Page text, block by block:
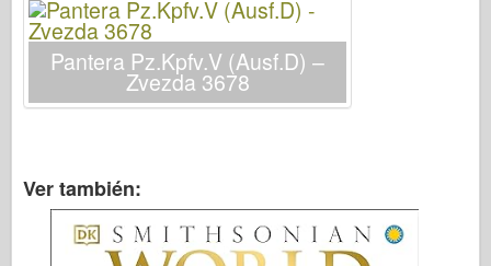
Caminar alrededor
Libros
Los kits
Pantera Pz.Kpfv.V (Ausf.D) –
Zvezda 3678
Ver también: